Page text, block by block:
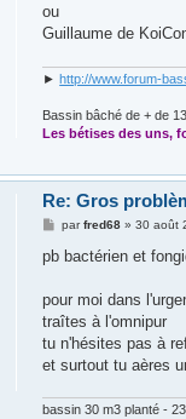
a
g
e
ou
Guillaume de
►http://www.forum-
Bassin bâché de + de
Les bétises des uns,
Re: Gros
M
s
g
parfred68 »30 août
pb bactérien et
pour moi dans
traîtes à l'omnipur
tu n'hésites pas à
et surtout tu aères
bassin 30 m3 planté -